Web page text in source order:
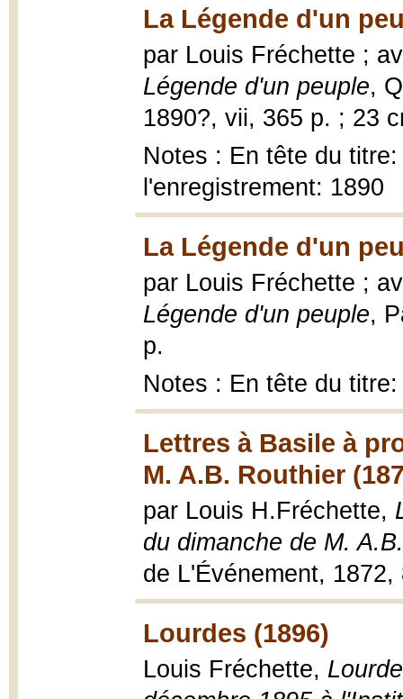
La Légende d'un
par Louis Fréchette ;
Légende d'un peuple,
1890?, vii, 365 p. ; 23
Notes : En tête du
l'enregistrement: 1890
La Légende d'un
par Louis Fréchette ;
Légende d'un peuple,
p.
Notes : En tête du
Lettres à Basile à
M. A.B. Routhier
par Louis H.Fréchette,
du dimanche de M.
de L'Événement,
Lourdes (1896)
Louis Fréchette,